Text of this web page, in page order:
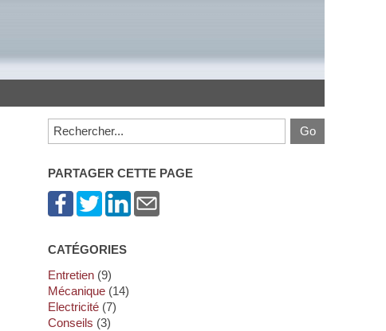
PARTAGER CETTE PAGE
CATÉGORIES
Entretien (9)
Mécanique (14)
Electricité (7)
Conseils (3)